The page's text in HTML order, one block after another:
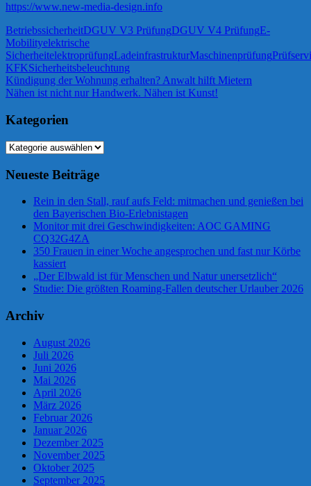
https://www.new-media-design.info
BetriebssicherheitDGUV V3 PrüfungDGUV V4 PrüfungE-
Mobilityelektrische
SicherheitelektroprüfungLadeinfrastrukturMaschinenprüfung
KFKSicherheitsbeleuchtung
Beitragsnavigation
Vorheriger
Beitrag:
Kündigung der Wohnung erhalten? Anwalt hilft Mietern
Nächster
Nähen ist nicht nur Handwerk. Nähen ist Kunst!
Kategorien
Kategorien
Neueste Beiträge
Rein in den Stall, rauf aufs Feld: mitmachen und genießen bei
den Bayerischen Bio-Erlebnistagen
Monitor mit drei Geschwindigkeiten: AOC GAMING
CQ32G4ZA
350 Frauen in einer Woche angesprochen und fast nur Körbe
kassiert
„Der Elbwald ist für Menschen und Natur unersetzlich“
Studie: Die größten Roaming-Fallen deutscher Urlauber 2026
Archiv
August 2026
Juli 2026
Juni 2026
Mai 2026
April 2026
März 2026
Februar 2026
Januar 2026
Dezember 2025
November 2025
Oktober 2025
September 2025